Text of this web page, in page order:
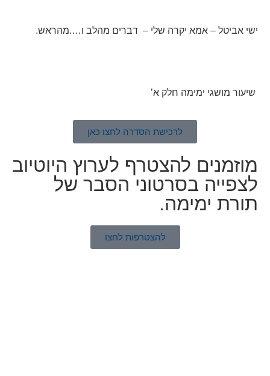
ישי אביטל – אמא יקרה שלי – דברים מהלב ו….מהראש.
שיעור מושגי ימימה חלק א’
לרכישת הסדרה לחצו כאן
מוזמנים להצטרף לערוץ היוטיוב
לצפייה בסרטוני הסבר של
תורת ימימה.
להצטרפות לחצו